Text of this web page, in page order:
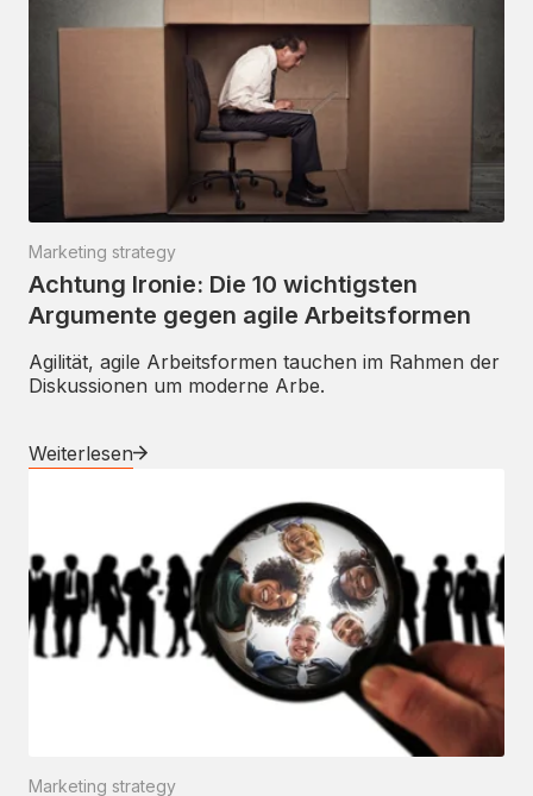
Marketing strategy
Achtung Ironie: Die 10 wichtigsten
Argumente gegen agile Arbeitsformen
Agilität, agile Arbeitsformen tauchen im Rahmen der
Diskussionen um moderne Arbe.
Weiterlesen
Marketing strategy